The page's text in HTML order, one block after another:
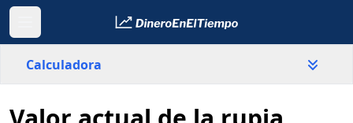
Calculadora
País